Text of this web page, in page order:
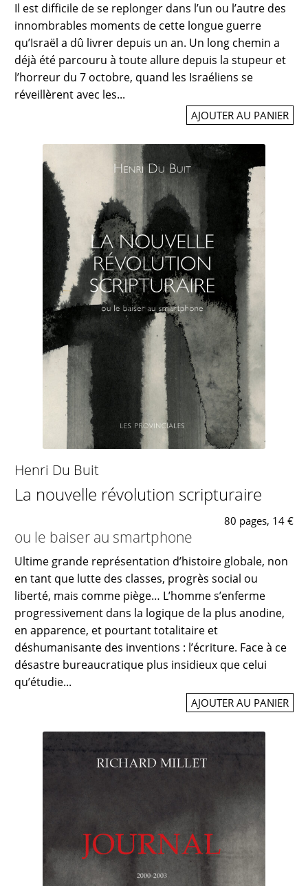
Il est difficile de se replonger dans l’un ou l’autre des
innombrables moments de cette longue guerre
qu’Israël a dû livrer depuis un an. Un long chemin a
déjà été parcouru à toute allure depuis la stupeur et
l’horreur du 7 octobre, quand les Israéliens se
réveillèrent avec les...
AJOUTER AU PANIER
Henri Du Buit
La nouvelle révolution scripturaire
80 pages, 14 €
ou le baiser au smartphone
Ultime grande représentation d’histoire globale, non
en tant que lutte des classes, progrès social ou
liberté, mais comme piège… L’homme s’enferme
progressivement dans la logique de la plus anodine,
en apparence, et pourtant totalitaire et
déshumanisante des inventions : l’écriture. Face à ce
désastre bureaucratique plus insidieux que celui
qu’étudie...
AJOUTER AU PANIER